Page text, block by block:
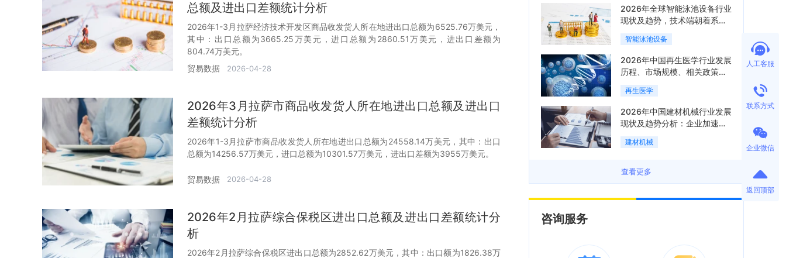
总额及进出口差额统计分析
2026年1-3月拉萨经济技术开发区商品收发货人所在地进出口总额为6525.76万美元，
其中：出口总额为3665.25万美元，进口总额为2860.51万美元，进出口差额为
804.74万美元。
贸易数据
2026-04-28
2026年3月拉萨市商品收发货人所在地进出口总额及进出口
差额统计分析
2026年1-3月拉萨市商品收发货人所在地进出口总额为24558.14万美元，其中：出口
总额为14256.57万美元，进口总额为10301.57万美元，进出口差额为3955万美元。
贸易数据 2026-04-28
2026年2月拉萨综合保税区进出口总额及进出口差额统计分
析
2026年2月拉萨综合保税区进出口总额为2852.62万美元，其中：出口额为1826.38万
2026年全球智能泳池设备行业
现状及趋势，技术端朝着系统
集成、绿色节能方向迭代
「图」
智能泳池设备
2026年中国再生医学行业发展
历程、市场规模、相关政策、
产业链、竞争格局及发展潜力
分析「图」
再生医学
2026年中国建材机械行业发展
现状及趋势分析：企业加速向
“装备+系统+服务”综合服务商
转型「图」
建材机械
查看更多
咨询服务
人工客服
联系方式
企业微信
返回顶部